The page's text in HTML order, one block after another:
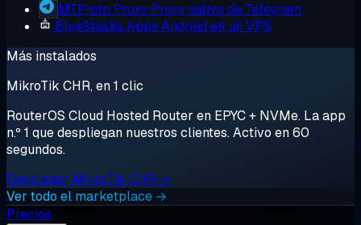
MTProto Proxy Proxy nativo de Telegram
BlueStacks Apps Android en un VPS
Más instalados
MikroTik CHR, en 1 clic
RouterOS Cloud Hosted Router en EPYC + NVMe. La app
n.º 1 que despliegan nuestros clientes. Activo en 60
segundos.
Desplegar MikroTik CHR →
Ver todo el marketplace →
Precios